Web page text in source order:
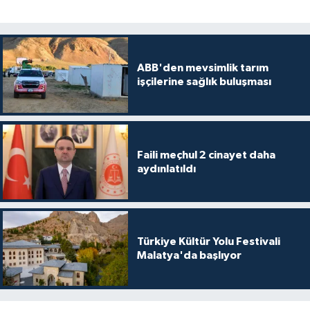
ABB'den mevsimlik tarım
işçilerine sağlık buluşması
Faili meçhul 2 cinayet daha
aydınlatıldı
Türkiye Kültür Yolu Festivali
Malatya'da başlıyor